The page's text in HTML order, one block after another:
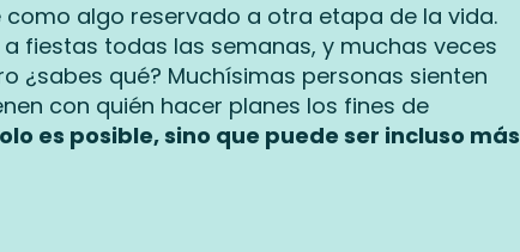
algo reservado a otra etapa de la vida.
fiestas todas las semanas, y muchas veces
¿sabes qué? Muchísimas personas sienten
con quién hacer planes los fines de
es posible, sino que puede ser incluso más